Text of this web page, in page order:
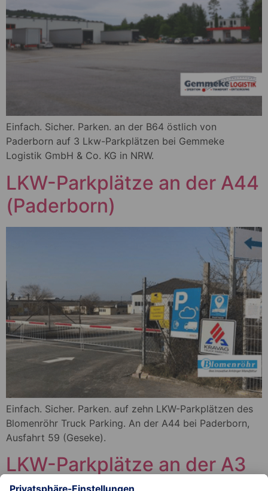
Einfach. Sicher. Parken. an der B64 östlich von
Paderborn auf 3 Lkw-Parkplätzen bei Gemmeke
Logistik GmbH & Co. KG in NRW.
LKW-Parkplätze an der A44
(Paderborn)
Einfach. Sicher. Parken. auf zehn LKW-Parkplätzen des
Blomenröhr Truck Parking. An der A44 bei Paderborn,
Ausfahrt 59 (Geseke).
LKW-Parkplätze an der A3